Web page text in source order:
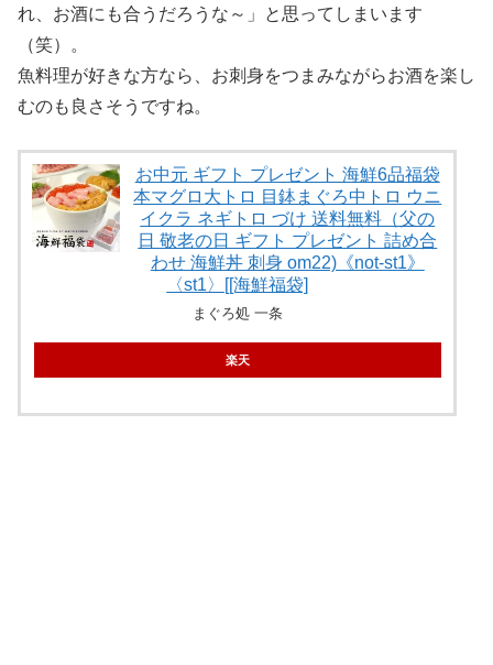
れ、お酒にも合うだろうな～」と思ってしまいます
（笑）。
魚料理が好きな方なら、お刺身をつまみながらお酒を楽し
むのも良さそうですね。
お中元 ギフト プレゼント 海鮮6品福袋
本マグロ大トロ 目鉢まぐろ中トロ ウニ
イクラ ネギトロ づけ 送料無料（父の
日 敬老の日 ギフト プレゼント 詰め合
わせ 海鮮丼 刺身 om22)《not-st1》
〈st1〉[[海鮮福袋]
まぐろ処 一条
楽天